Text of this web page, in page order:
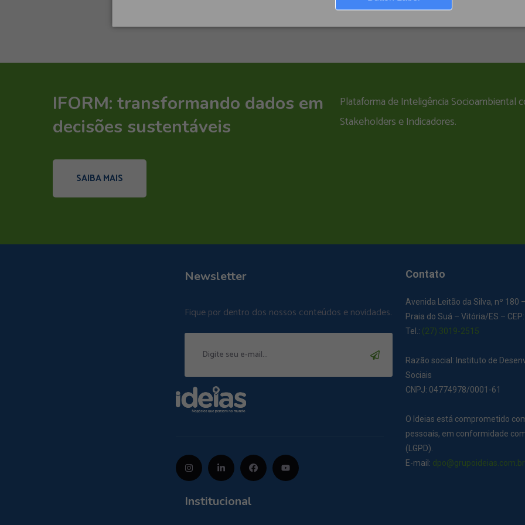
IFORM: transformando dados em
decisões sustentáveis
Plataforma de Inteligência Socioambiental
Stakeholders e Indicadores.
SAIBA MAIS
Newsletter
Fique por dentro dos nossos conteúdos e novidades.
Institucional
Contato
Avenida Leitão da Silva, nº 180
Praia do Suá – Vitória/ES –
Tel.: (27) 3019-2515
Razão social: Instituto de
Sociais
CNPJ: 04774978/0001-61
O Ideias está comprometido
pessoais, em conformidade
(LGPD).
E-mail: dpo@grupoideias.com.br